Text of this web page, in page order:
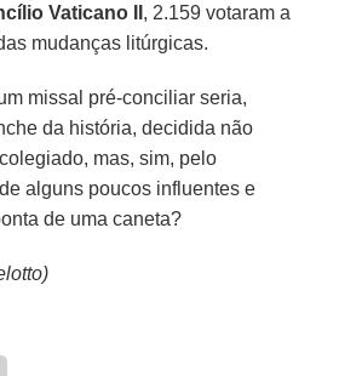
Vaticano II , 2.159 votaram a
mudanças litúrgicas.
missal pré-conciliar seria,
da história, decidida não
mas, sim, pelo
alguns poucos influentes e
de uma caneta?